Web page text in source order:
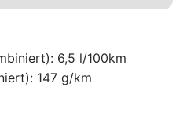
6,5 l/100km
147 g/km